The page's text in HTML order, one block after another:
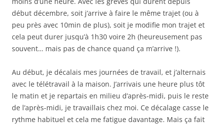
début décembre, soit j’arrive à faire le même trajet (ou à
peu près avec 10min de plus), soit je modifie mon trajet et
cela peut durer jusqu’à 1h30 voire 2h (heureusement pas
souvent… mais pas de chance quand ça m’arrive !).
Au début, je décalais mes journées de travail, et j’alternais
avec le télétravail à la maison. J’arrivais une heure plus tôt
le matin et je repartais en milieu d’après-midi, puis le reste
de l’après-midi, je travaillais chez moi. Ce décalage casse le
rythme habituel et cela me fatigue davantage. Mais ça fait